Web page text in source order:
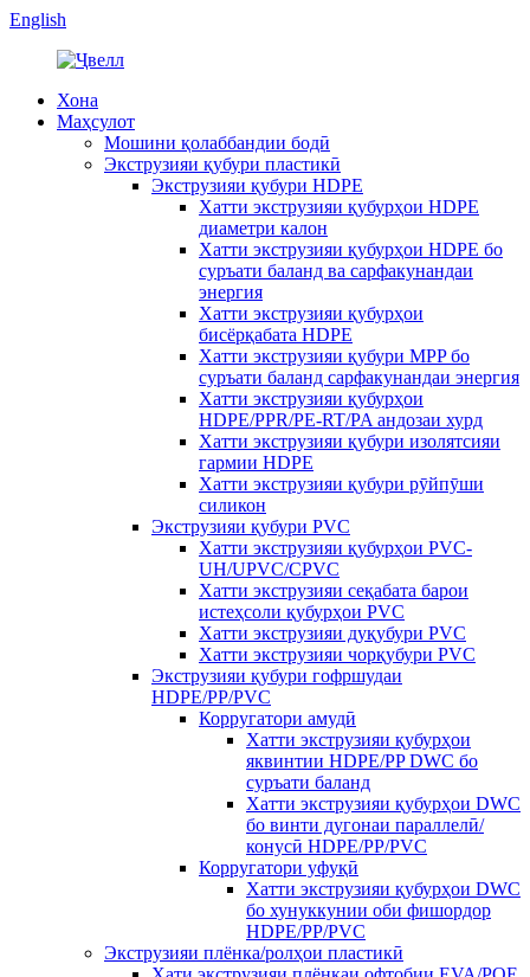
English
Хона
Маҳсулот
Мошини қолаббандии бодӣ
Экструзияи қубури пластикӣ
Экструзияи қубури HDPE
Хатти экструзияи қубурҳои HDPE
диаметри калон
Хатти экструзияи қубурҳои HDPE бо
суръати баланд ва сарфакунандаи
энергия
Хатти экструзияи қубурҳои
бисёрқабата HDPE
Хатти экструзияи қубури MPP бо
суръати баланд сарфакунандаи энергия
Хатти экструзияи қубурҳои
HDPE/PPR/PE-RT/PA андозаи хурд
Хатти экструзияи қубури изолятсияи
гармии HDPE
Хатти экструзияи қубури рӯйпӯши
силикон
Экструзияи қубури PVC
Хатти экструзияи қубурҳои PVC-
UH/UPVC/CPVC
Хатти экструзияи сеқабата барои
истеҳсоли қубурҳои PVC
Хатти экструзияи дуқубури PVC
Хатти экструзияи чорқубури PVC
Экструзияи қубури гофршудаи
HDPE/PP/PVC
Корругатори амудӣ
Хатти экструзияи қубурҳои
яквинтии HDPE/PP DWC бо
суръати баланд
Хатти экструзияи қубурҳои DWC
бо винти дугонаи параллелӣ/
конусӣ HDPE/PP/PVC
Корругатори уфуқӣ
Хатти экструзияи қубурҳои DWC
бо хунуккунии оби фишордор
HDPE/PP/PVC
Экструзияи плёнка/ролҳои пластикӣ